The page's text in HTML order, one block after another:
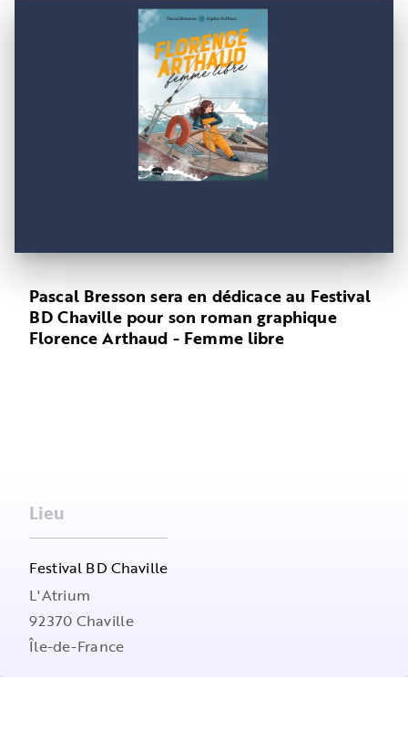
Pascal Bresson sera en dédicace au Festival
BD Chaville pour son roman graphique
Florence Arthaud - Femme libre
Lieu
Festival BD Chaville
L'Atrium
92370 Chaville
Île-de-France